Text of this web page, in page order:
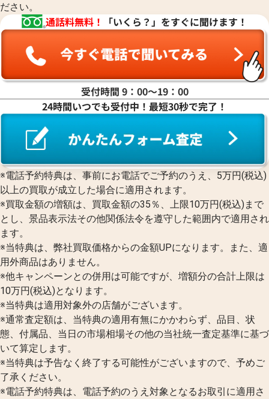
ださい。
通話料無料！ 「いくら？」をすぐに聞けます！
受付時間 9：00〜19：00
24時間いつでも受付中！最短30秒で完了！
※電話予約特典は、事前にお電話でご予約のうえ、5万円(税込)
以上の買取が成立した場合に適用されます。
※買取金額の増額は、買取金額の35％、上限10万円(税込)まで
とし、景品表示法その他関係法令を遵守した範囲内で適用され
ます。
※当特典は、弊社買取価格からの金額UPになります。また、適
用外商品はありません。
※他キャンペーンとの併用は可能ですが、増額分の合計上限は
10万円(税込)となります。
※当特典は適用対象外の店舗がございます。
※通常査定額は、当特典の適用有無にかかわらず、品目、状
態、付属品、当日の市場相場その他の当社統一査定基準に基づ
いて算定します。
※当特典は予告なく終了する可能性がございますので、予めご
了承ください。
※電話予約特典は、電話予約のうえ対象となるお取引に適用さ